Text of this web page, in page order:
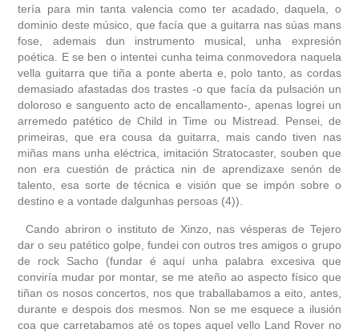
tería para min tanta valencia como ter acadado, daquela, o
dominio deste músico, que facía que a guitarra nas súas mans
fose, ademais dun instrumento musical, unha expresión
poética. E se ben o intentei cunha teima conmovedora naquela
vella guitarra que tiña a ponte aberta e, polo tanto, as cordas
demasiado afastadas dos trastes -o que facía da pulsación un
doloroso e sanguento acto de encallamento-, apenas logrei un
arremedo patético de Child in Time ou Mistread. Pensei, de
primeiras, que era cousa da guitarra, mais cando tiven nas
miñas mans unha eléctrica, imitación Stratocaster, souben que
non era cuestión de práctica nin de aprendizaxe senón de
talento, esa sorte de técnica e visión que se impón sobre o
destino e a vontade dalgunhas persoas (4)).
Cando abriron o instituto de Xinzo, nas vésperas de Tejero
dar o seu patético golpe, fundei con outros tres amigos o grupo
de rock Sacho (fundar é aquí unha palabra excesiva que
conviría mudar por montar, se me ateño ao aspecto físico que
tiñan os nosos concertos, nos que traballabamos a eito, antes,
durante e despois dos mesmos. Non se me esquece a ilusión
coa que carretabamos até os topes aquel vello Land Rover no